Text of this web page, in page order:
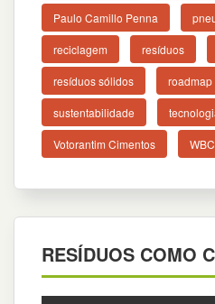
Paulo Camillo Penna
reciclagem resíduos
resíduos sólidos roadmap
sustentabilidade
Votorantim Cimentos
RESÍDUOS COMO